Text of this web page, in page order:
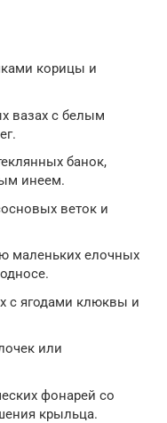
корицы и
вазах с белым
банок,
инеем.
веток и
маленьких елочных
с ягодами клюквы и
или
фонарей со
крыльца.